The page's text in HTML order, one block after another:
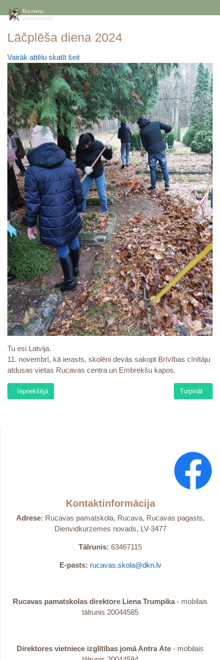
Lāčplēša diena 2024
Vairāk attēlu skatīt šeit
Tu esi Latvija.
11. novembrī, kā ierasts, skolēni devās sakopt Brīvības cīnītāju
atdusas vietas Rucavas centra un Embrekšu kapos.
Iepriekšējais raksts: Patriotu nedēļa 11.-18. novembris
Iepriekšējā Nākamais
Turpināt
Kontaktinformācija
Adrese: Rucavas pamatskola, Rucava, Rucavas pagasts,
Dienvidkurzemes novads, LV-3477
Tālrunis: 63467115
E-pasts: rucavas.skola@dkn.lv
Rucavas pamatskolas direktore Liena Trumpika- mobilais
tālrunis 20044585
Direktores vietniece izglītības jomā Antra Ate - mobilais